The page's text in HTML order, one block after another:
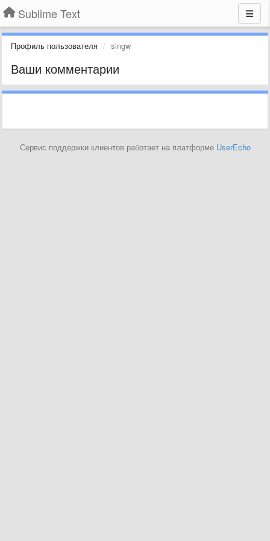
Sublime Text
Профиль пользователя singw
Ваши комментарии
Сервис поддержки клиентов работает на платформе UserEcho